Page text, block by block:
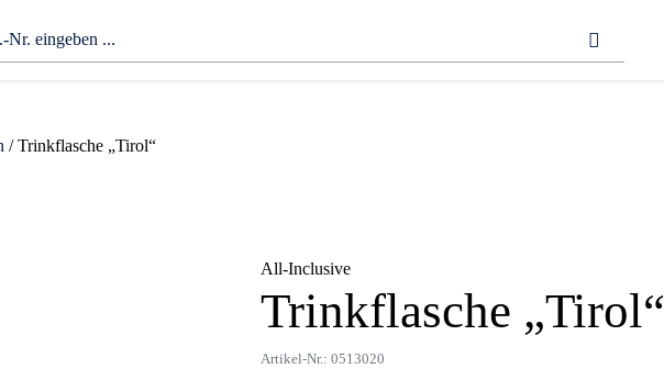
/ Trinkflasche „Tirol“
All-Inclusive
Trinkflasche „Tirol“
Artikel-Nr.: 0513020